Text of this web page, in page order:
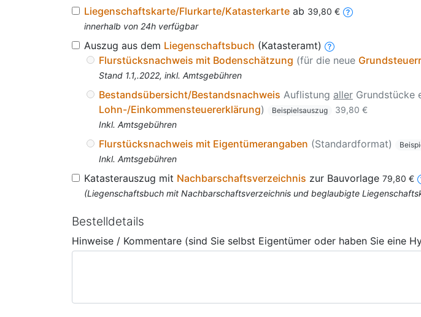
Liegenschaftskarte/Flurkarte/Katasterkarte ab 39,80 €
innerhalb von 24h verfügbar
Auszug aus dem Liegenschaftsbuch (Katasteramt)
Flurstücksnachweis mit Bodenschätzung (für die neue
Stand 1.1,.2022, inkl. Amtsgebühren
Bestandsübersicht/Bestandsnachweis Auflistung aller Grundstücke
Lohn-/Einkommensteuererklärung) Beispielsauszug
39,80 €
Inkl. Amtsgebühren
Flurstücksnachweis mit Eigentümerangaben (Standardformat)
Inkl. Amtsgebühren
Katasterauszug mit Nachbarschaftsverzeichnis zur Bauvorlage 79,80 €
(Liegenschaftsbuch mit Nachbarschaftsverzeichnis und beglaubigte
Bestelldetails
Hinweise / Kommentare (sind Sie selbst Eigentümer oder haben Sie eine